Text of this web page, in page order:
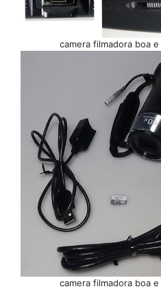
camera filmadora boa
camera filmadora boa